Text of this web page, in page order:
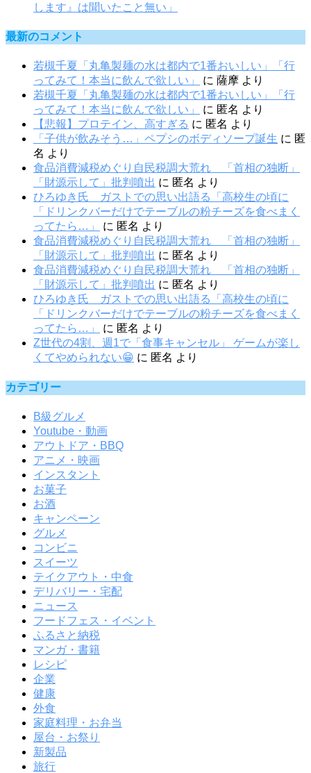
します』は聞いたこと無い」
最新のコメント
若槻千夏「丸亀製麺の水は都内で1番おいしい」「行
ってみて！本当に飲んで欲しい」
に 薩摩 より
若槻千夏「丸亀製麺の水は都内で1番おいしい」「行
ってみて！本当に飲んで欲しい」
に 匿名 より
【悲報】プロテイン、高すぎる に 匿名 より
「子供が飲みそう…」ペプシのボディソープ誕生 に 匿
名 より
食品消費減税めぐり自民税調大荒れ 「首相の独断」
「財源示して」批判噴出 に 匿名 より
ひろゆき氏 ガストでの思い出語る「高校生の頃に
「ドリンクバーだけでテーブルの粉チーズを食べまく
ってたら…」
に 匿名 より
食品消費減税めぐり自民税調大荒れ 「首相の独断」
「財源示して」批判噴出 に 匿名 より
食品消費減税めぐり自民税調大荒れ 「首相の独断」
「財源示して」批判噴出 に 匿名 より
ひろゆき氏 ガストでの思い出語る「高校生の頃に
「ドリンクバーだけでテーブルの粉チーズを食べまく
ってたら…」
に 匿名 より
Z世代の4割、週1で「食事キャンセル」 ゲームが楽し
くてやめられない😁 に 匿名 より
カテゴリー
B級グルメ
Youtube・動画
アウトドア・BBQ
アニメ・映画
インスタント
お菓子
お酒
キャンペーン
グルメ
コンビニ
スイーツ
テイクアウト・中食
デリバリー・宅配
ニュース
フードフェス・イベント
ふるさと納税
マンガ・書籍
レシピ
企業
健康
外食
家庭料理・お弁当
屋台・お祭り
新製品
旅行